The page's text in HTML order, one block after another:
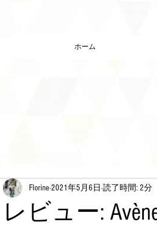
ホーム
レビュー:
Florine 2021年5月6日 読了時間: 2分